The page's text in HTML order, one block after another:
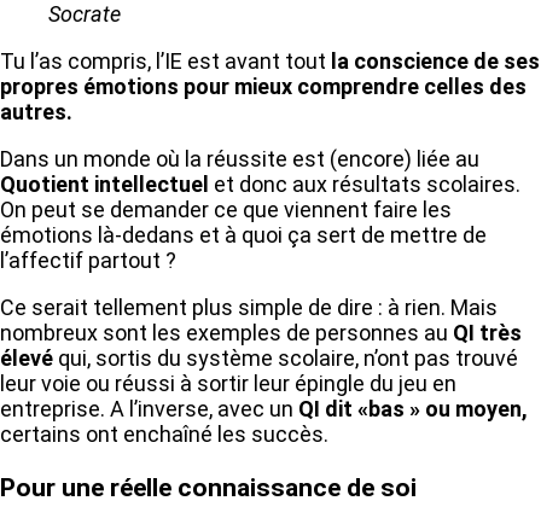
Socrate
Tu l’as compris, l’IE est avant tout la conscience de ses
propres émotions pour mieux comprendre celles des
autres.
Dans un monde où la réussite est (encore) liée au
Quotient intellectuel et donc aux résultats scolaires.
On peut se demander ce que viennent faire les
émotions là-dedans et à quoi ça sert de mettre de
l’affectif partout ?
Ce serait tellement plus simple de dire : à rien. Mais
nombreux sont les exemples de personnes au QI très
élevé qui, sortis du système scolaire, n’ont pas trouvé
leur voie ou réussi à sortir leur épingle du jeu en
entreprise. A l’inverse, avec un QI dit «bas » ou moyen,
certains ont enchaîné les succès.
Pour une réelle connaissance de soi